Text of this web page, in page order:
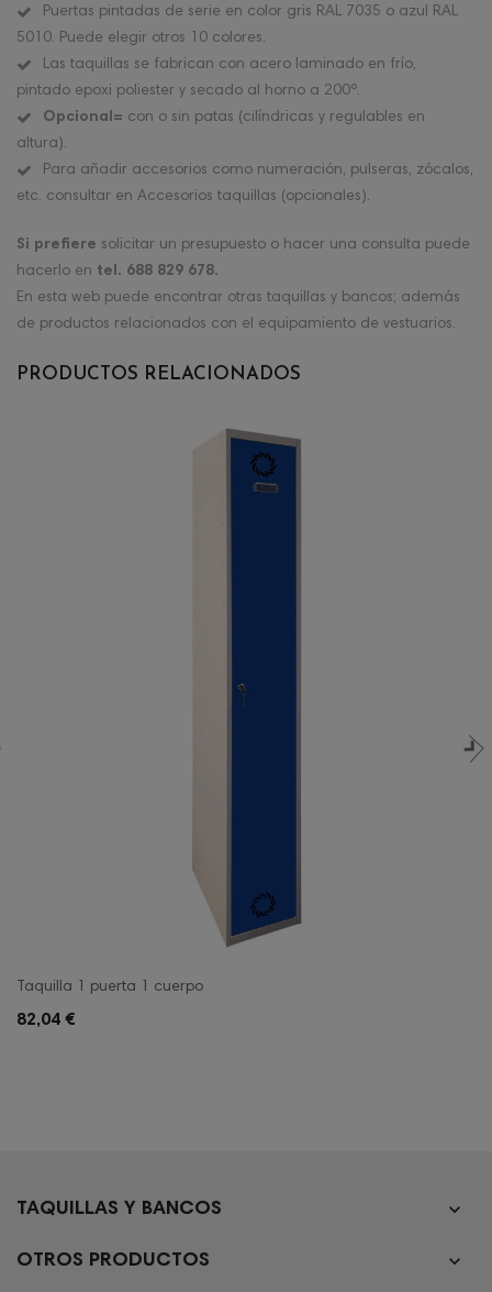
Puertas pintadas de serie en color gris RAL 7035 o azul RAL
5010. Puede elegir otros 10 colores.
Las taquillas se fabrican con acero laminado en frío,
pintado epoxi poliester y secado al horno a 200º.
Opcional= con o sin patas (cilíndricas y regulables en
altura).
Para añadir accesorios como numeración, pulseras, zócalos,
etc. consultar en Accesorios taquillas (opcionales).
Si prefiere solicitar un presupuesto o hacer una consulta puede
hacerlo en tel. 688 829 678.
En esta web puede encontrar otras taquillas y bancos; además
de productos relacionados con el equipamiento de vestuarios.
PRODUCTOS RELACIONADOS
Taquilla 1 puerta 1 cuerpo
82,04 €
TAQUILLAS Y BANCOS 
OTROS PRODUCTOS 